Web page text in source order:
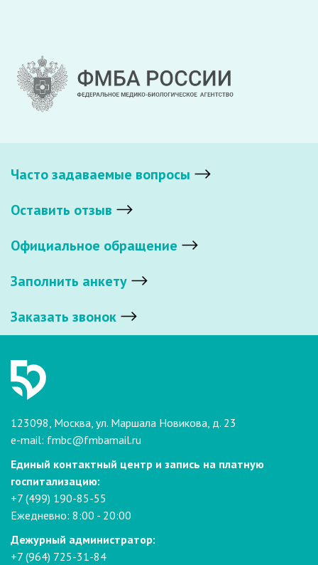
Часто задаваемые вопросы
Оставить отзыв
Официальное обращение
Заполнить анкету
Заказать звонок
123098, Москва, ул. Маршала Новикова, д. 23
e-mail: fmbc@fmbamail.ru
Единый контактный центр и запись на платную
госпитализацию:
+7 (499) 190-85-55
Ежедневно: 8:00 - 20:00
Дежурный администратор:
+7 (964) 725-31-84